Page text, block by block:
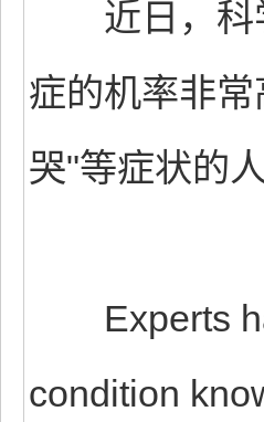
近日，科学
症的机率非
哭"等症状的
Experts
condition